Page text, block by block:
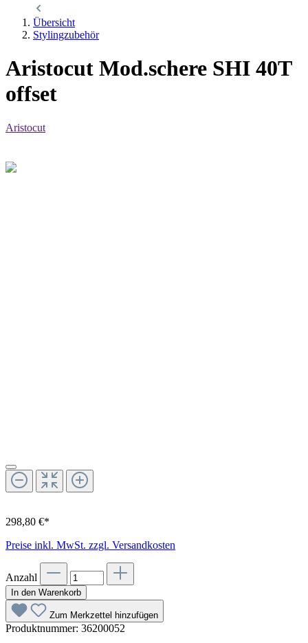
Übersicht
Stylingzubehör
Aristocut Mod.schere SHI 40T
offset
Aristocut
298,80 €*
Preise inkl. MwSt. zzgl. Versandkosten
Anzahl
In den Warenkorb
Zum Merkzettel hinzufügen
Produktnummer: 36200052